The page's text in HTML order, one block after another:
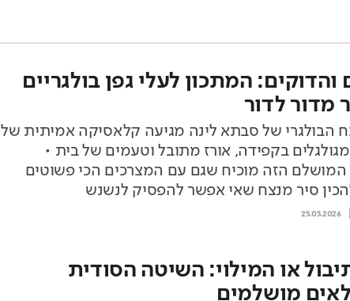
והדוקים: המתכון לעלי גפן בולגריים
מדור לדור
הבולגרי של סבתא לינה מגיעה קלאסיקה אמיתית של
מגולגלים בקפידה, אורז מתובל וטעמים של בית •
המושלם הזה מוכיח שגם עם המצרכים הכי פשוטים
סיר מנצח שאי אפשר להפסיק לנשנש
25.05.2026
או המילוי: השיטה הסודית
מושלמים